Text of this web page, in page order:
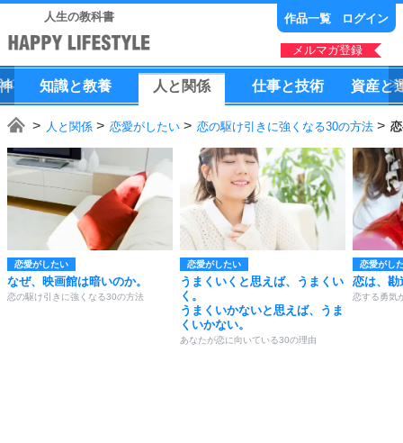
人生の教科書 作品一覧 ログイン
メルマガ登録
知識と教養 人 と 関係 仕事と技術 資産と
人と関係 恋愛がしたい 恋の駆け引きに強くなる30の方法
恋愛がしたい
なぜ、映画館は暗いのか。
恋の駆け引きに強くなる30の方法
恋愛がしたい
うまくいくと思えば、うまくい
く。
うまくいかないと思えば、うま
くいかない。
あなたが恋に向いている30の理由
恋愛がし
恋は、勘
恋する勇気